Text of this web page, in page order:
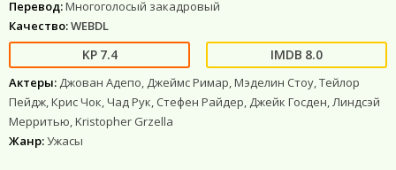
Перевод:Многоголосый закадровый
Качество:WEBDL
7.4 8.0
Актеры: Джован Адепо, Джеймс Римар, Мэделин Стоу, Тейлор
Пейдж, Крис Чок, Чад Рук, Стефен Райдер, Джейк Госден, Линдсэй
Мерритью, Kristopher Grzella
Жанр:Ужасы